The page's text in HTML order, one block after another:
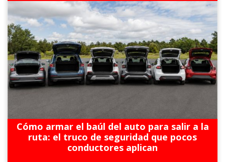
Cómo armar el baúl del auto para salir a la
ruta: el truco de seguridad que pocos
conductores aplican